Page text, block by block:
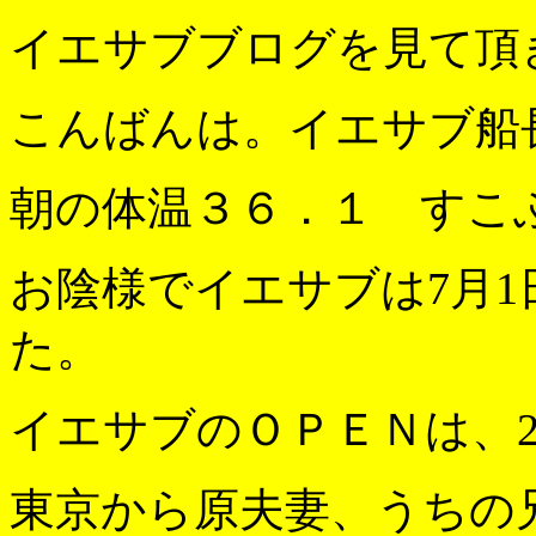
イエサブブログを見て
こんばんは。イエサブ
朝の体温３６．１ すこ
お陰様でイエサブは7月
た。
イエサブのＯＰＥＮは、
東京から原夫妻、うち